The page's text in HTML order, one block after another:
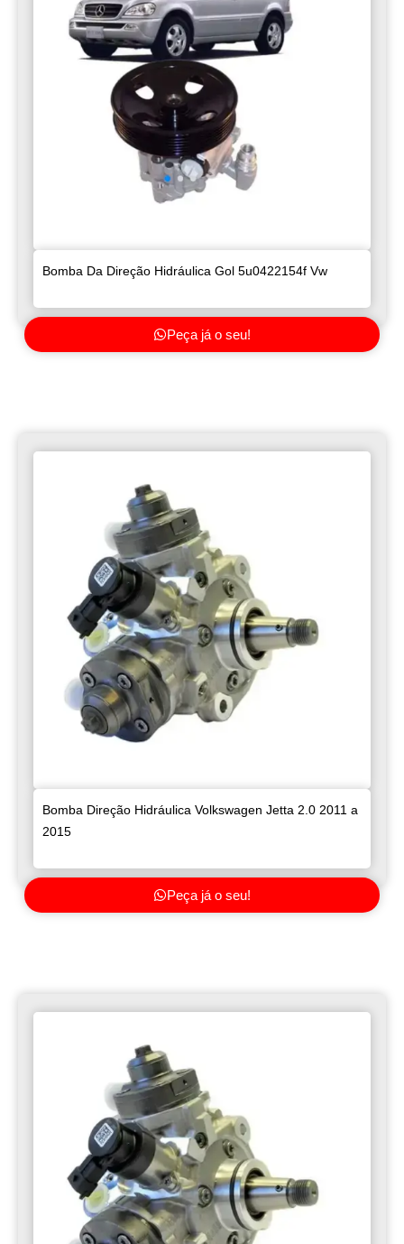
Bomba Da Direção Hidráulica Gol 5u0422154f Vw
Peça já o seu!
Bomba Direção Hidráulica Volkswagen Jetta 2.0 2011 a
2015
Peça já o seu!